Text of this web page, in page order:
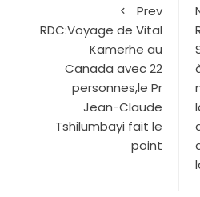
Prev
RDC:Voyage de Vital
Kamerhe au
Canada avec 22
personnes,le Pr
Jean-Claude
Tshilumbayi fait le
point